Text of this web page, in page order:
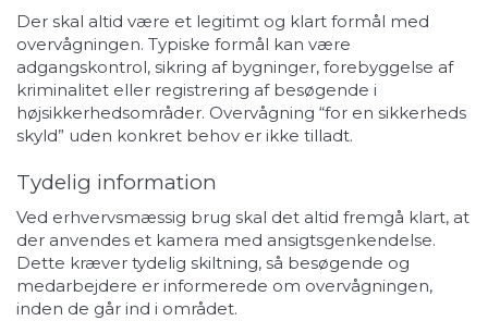
Der skal altid være et legitimt og klart formål med
overvågningen. Typiske formål kan være
adgangskontrol, sikring af bygninger, forebyggelse af
kriminalitet eller registrering af besøgende i
højsikkerhedsområder. Overvågning “for en sikkerheds
skyld” uden konkret behov er ikke tilladt.
Tydelig information
Ved erhvervsmæssig brug skal det altid fremgå klart, at
der anvendes et kamera med ansigtsgenkendelse.
Dette kræver tydelig skiltning, så besøgende og
medarbejdere er informerede om overvågningen,
inden de går ind i området.